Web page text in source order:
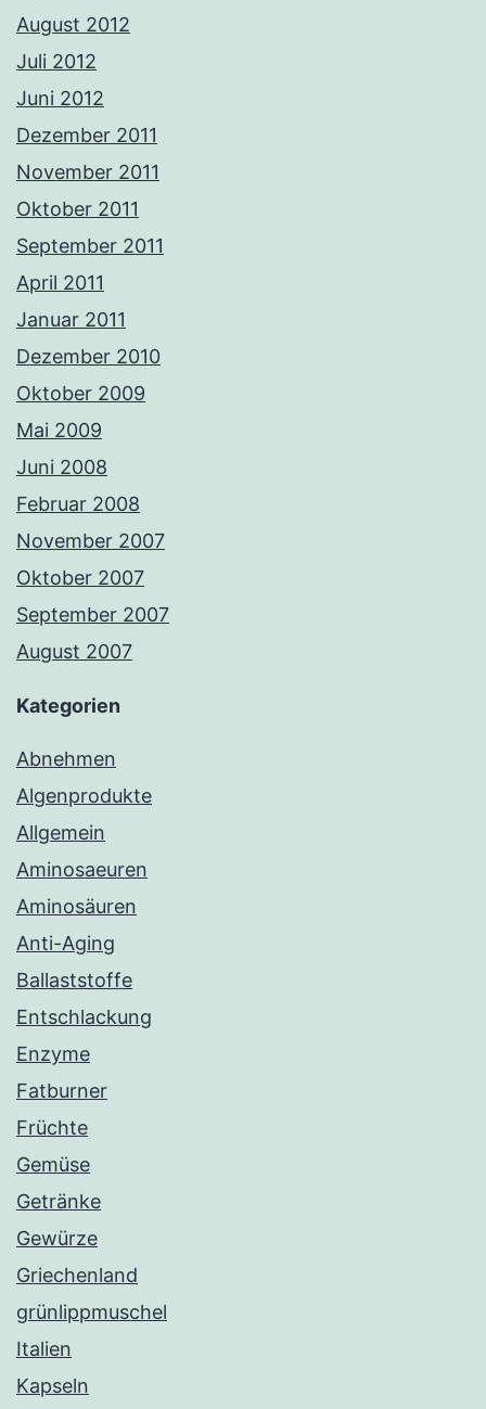
August 2012
Juli 2012
Juni 2012
Dezember 2011
November 2011
Oktober 2011
September 2011
April 2011
Januar 2011
Dezember 2010
Oktober 2009
Mai 2009
Juni 2008
Februar 2008
November 2007
Oktober 2007
September 2007
August 2007
Kategorien
Abnehmen
Algenprodukte
Allgemein
Aminosaeuren
Aminosäuren
Anti-Aging
Ballaststoffe
Entschlackung
Enzyme
Fatburner
Früchte
Gemüse
Getränke
Gewürze
Griechenland
grünlippmuschel
Italien
Kapseln